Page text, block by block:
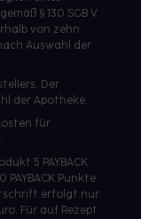
§ 130 SGB V
von zehn
Auswahl der
Der
der Apotheke.
für
5 PAYBACK
PAYBACK Punkte
erfolgt nur
Für auf Rezept